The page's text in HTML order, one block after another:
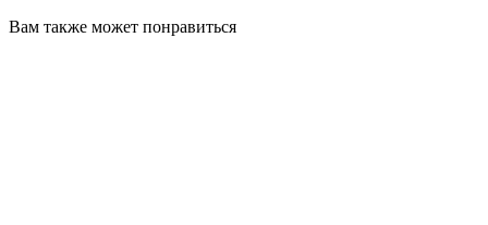
Вам также может понравиться